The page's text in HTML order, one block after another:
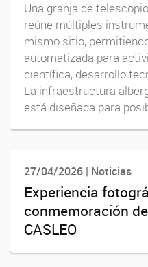
Una granja de
reúne múltiples
mismo sitio,
automatizada para
científica, desarrollo
La infraestructura
está diseñada para
27/04/2026 | Noticias
Experiencia
conmemoración
CASLEO